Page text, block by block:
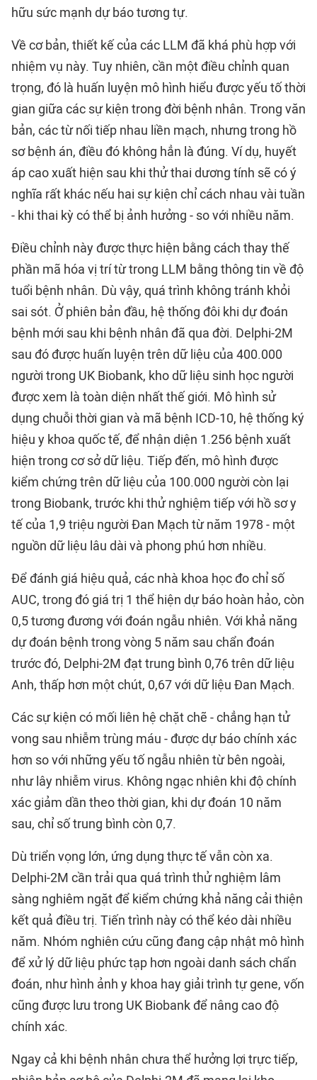
hữu sức mạnh dự báo tương tự.
Về cơ bản, thiết kế của các LLM đã khá phù hợp với
nhiệm vụ này. Tuy nhiên, cần một điều chỉnh quan
trọng, đó là huấn luyện mô hình hiểu được yếu tố thời
gian giữa các sự kiện trong đời bệnh nhân. Trong văn
bản, các từ nối tiếp nhau liền mạch, nhưng trong hồ
sơ bệnh án, điều đó không hẳn là đúng. Ví dụ, huyết
áp cao xuất hiện sau khi thử thai dương tính sẽ có ý
nghĩa rất khác nếu hai sự kiện chỉ cách nhau vài tuần
- khi thai kỳ có thể bị ảnh hưởng - so với nhiều năm.
Điều chỉnh này được thực hiện bằng cách thay thế
phần mã hóa vị trí từ trong LLM bằng thông tin về độ
tuổi bệnh nhân. Dù vậy, quá trình không tránh khỏi
sai sót. Ở phiên bản đầu, hệ thống đôi khi dự đoán
bệnh mới sau khi bệnh nhân đã qua đời. Delphi-2M
sau đó được huấn luyện trên dữ liệu của 400.000
người trong UK Biobank, kho dữ liệu sinh học người
được xem là toàn diện nhất thế giới. Mô hình sử
dụng chuỗi thời gian và mã bệnh ICD-10, hệ thống ký
hiệu y khoa quốc tế, để nhận diện 1.256 bệnh xuất
hiện trong cơ sở dữ liệu. Tiếp đến, mô hình được
kiểm chứng trên dữ liệu của 100.000 người còn lại
trong Biobank, trước khi thử nghiệm tiếp với hồ sơ y
tế của 1,9 triệu người Đan Mạch từ năm 1978 - một
nguồn dữ liệu lâu dài và phong phú hơn nhiều.
Để đánh giá hiệu quả, các nhà khoa học đo chỉ số
AUC, trong đó giá trị 1 thể hiện dự báo hoàn hảo, còn
0,5 tương đương với đoán ngẫu nhiên. Với khả năng
dự đoán bệnh trong vòng 5 năm sau chẩn đoán
trước đó, Delphi-2M đạt trung bình 0,76 trên dữ liệu
Anh, thấp hơn một chút, 0,67 với dữ liệu Đan Mạch.
Các sự kiện có mối liên hệ chặt chẽ - chẳng hạn tử
vong sau nhiễm trùng máu - được dự báo chính xác
hơn so với những yếu tố ngẫu nhiên từ bên ngoài,
như lây nhiễm virus. Không ngạc nhiên khi độ chính
xác giảm dần theo thời gian, khi dự đoán 10 năm
sau, chỉ số trung bình còn 0,7.
Dù triển vọng lớn, ứng dụng thực tế vẫn còn xa.
Delphi-2M cần trải qua quá trình thử nghiệm lâm
sàng nghiêm ngặt để kiểm chứng khả năng cải thiện
kết quả điều trị. Tiến trình này có thể kéo dài nhiều
năm. Nhóm nghiên cứu cũng đang cập nhật mô hình
để xử lý dữ liệu phức tạp hơn ngoài danh sách chẩn
đoán, như hình ảnh y khoa hay giải trình tự gene, vốn
cũng được lưu trong UK Biobank để nâng cao độ
chính xác.
Ngay cả khi bệnh nhân chưa thể hưởng lợi trực tiếp,